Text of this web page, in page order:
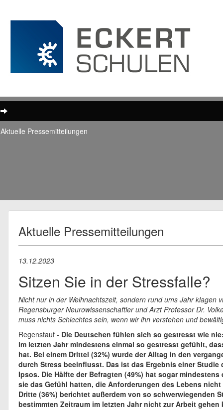
Aktuelle Pressemitteilungen
Aktuelle Pressemitteilungen
13.12.2023
Sitzen Sie in der Stressfalle?
Nicht nur in der Weihnachtszeit, sondern rund ums Jahr klagen
Regensburger Neurowissenschaftler und Arzt Professor Dr.
muss nichts Schlechtes sein, wenn wir ihn verstehen und
Regenstauf - Die Deutschen fühlen sich so gestresst wie
im letzten Jahr mindestens einmal so gestresst gefühlt,
hat. Bei einem Drittel (32%) wurde der Alltag in den
durch Stress beeinflusst. Das ist das Ergebnis einer
Ipsos. Die Hälfte der Befragten (49%) hat sogar
sie das Gefühl hatten, die Anforderungen des Lebens
Dritte (36%) berichtet außerdem von so schwerwiegenden
bestimmten Zeitraum im letzten Jahr nicht zur Arbeit gehen